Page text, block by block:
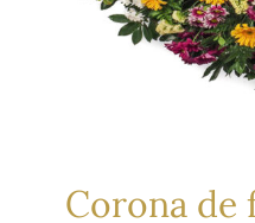
Corona de